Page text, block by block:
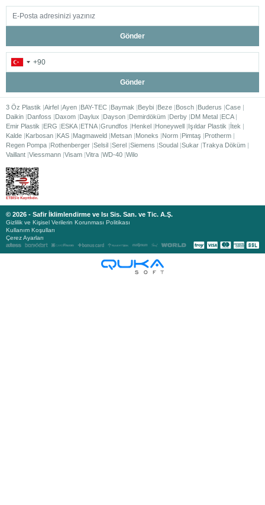
Gönder
Gönder
3 Öz Plastik Airfel Ayen BAY-TEC Baymak Beybi Beze Bosch Buderus Case
Daikin Danfoss Daxom Daylux Dayson Demirdöküm Derby DM Metal ECA
Emir Plastik
ERG ESKA ETNA Grundfos Henkel Honeywell Işıldar Plastik
İtek
Kalde Karbosan KAS Magmaweld Metsan Moneks Norm Pimtaş
Protherm
Regen Pompa Rothenberger Selsil Serel Siemens Soudal Sukar Trakya Döküm
Vaillant Viessmann Visam Vitra WD-40 Wilo
© 2026 - Safir İklimlendirme ve Isı Sis. San. ve Tic. A.Ş.
Gizlilik ve Kişisel Verilerin Korunması Politikası
Kullanım Koşulları
Çerez Ayarları